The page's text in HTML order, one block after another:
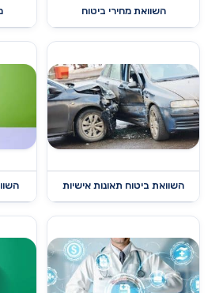
השוואת מחירי ביטוח
השוואת ביטוח תאונות אישיות